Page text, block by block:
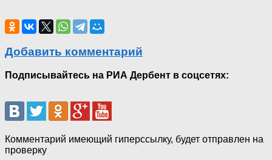
Добавить комментарий
Подписывайтесь на РИА Дербент в соцсетях:
Комментарий имеющий гиперссылку, будет отправлен на
проверку